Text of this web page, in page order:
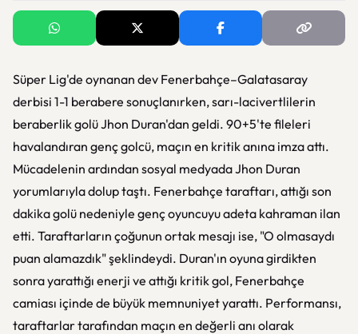
Süper Lig'de oynanan dev Fenerbahçe–Galatasaray
derbisi 1-1 berabere sonuçlanırken, sarı-lacivertlilerin
beraberlik golü Jhon Duran'dan geldi. 90+5'te fileleri
havalandıran genç golcü, maçın en kritik anına imza attı.
Mücadelenin ardından sosyal medyada Jhon Duran
yorumlarıyla dolup taştı. Fenerbahçe taraftarı, attığı son
dakika golü nedeniyle genç oyuncuyu adeta kahraman ilan
etti. Taraftarların çoğunun ortak mesajı ise, "O olmasaydı
puan alamazdık" şeklindeydi. Duran'ın oyuna girdikten
sonra yarattığı enerji ve attığı kritik gol, Fenerbahçe
camiası içinde de büyük memnuniyet yarattı. Performansı,
taraftarlar tarafından maçın en değerli anı olarak